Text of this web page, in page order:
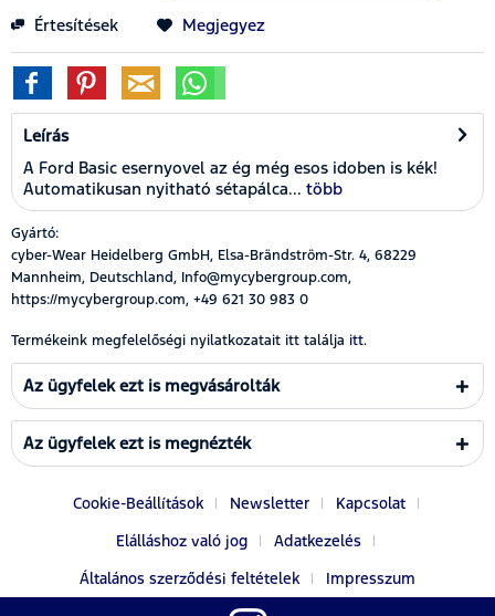
Értesítések Megjegyez
Leírás
A Ford Basic esernyovel az ég még esos idoben is kék!
Automatikusan nyitható sétapálca... több
Gyártó:
cyber-Wear Heidelberg GmbH, Elsa-Brändström-Str. 4, 68229
Mannheim, Deutschland, Info@mycybergroup.com,
https://mycybergroup.com, +49 621 30 983 0
Termékeink megfelelőségi nyilatkozatait itt találja itt.
Az ügyfelek ezt is megvásárolták
Az ügyfelek ezt is megnézték
Cookie-Beállítások Newsletter
Kapcsolat
Elálláshoz való jog
Adatkezelés
Általános szerződési feltételek
Impresszum